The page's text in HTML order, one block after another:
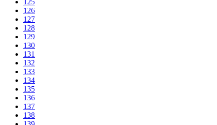
125
126
127
128
129
130
131
132
133
134
135
136
137
138